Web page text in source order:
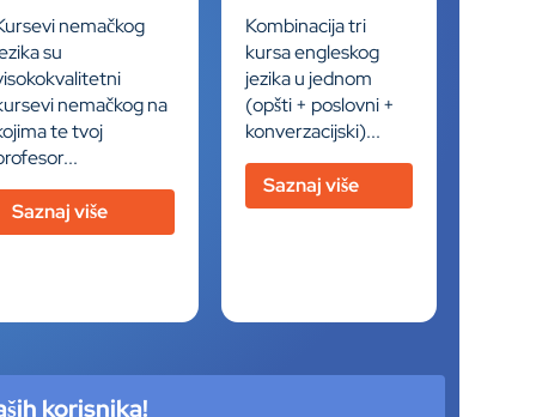
nemačkog
su
nemačkog na
te tvoj
Saznaj više
Kombinacija tri
kursa engleskog
jezika u jednom
(opšti + poslovni +
konverzacijski)...
Saznaj više
korisnika!